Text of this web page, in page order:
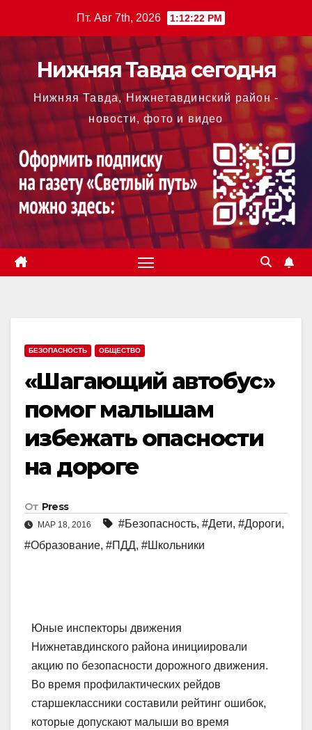
содержимому
Пт. Авг 7th, 2026 1:12:23 PM
Нижняя Тавда сегодня
Нижняя Тавда, Нижнетавдинский район -
новости, фото и видео
БЕЗОПАСНОСТЬ ОБЩЕСТВО
«Шагающий автобус»
помог малышам
избежать опасности
на дороге
От Press
МАР 18, 2016 #Безопасность, #Дети, #Дороги,
#Образование, #ПДД, #Школьники
Юные инспекторы движения
Нижнетавдинского района инициировали
акцию по безопасности дорожного движения.
Во время профилактических рейдов
старшеклассники составили рейтинг ошибок,
которые допускают малыши во время